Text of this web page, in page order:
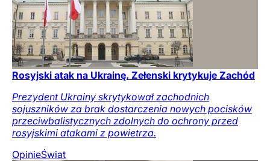
Rosyjski atak na Ukrainę. Zełenski krytykuje Zachód
Prezydent Ukrainy skrytykował zachodnich
sojuszników za brak dostarczenia nowych pocisków
przeciwbalistycznych zdolnych do ochrony przed
rosyjskimi atakami z powietrza.
OpinieŚwiat